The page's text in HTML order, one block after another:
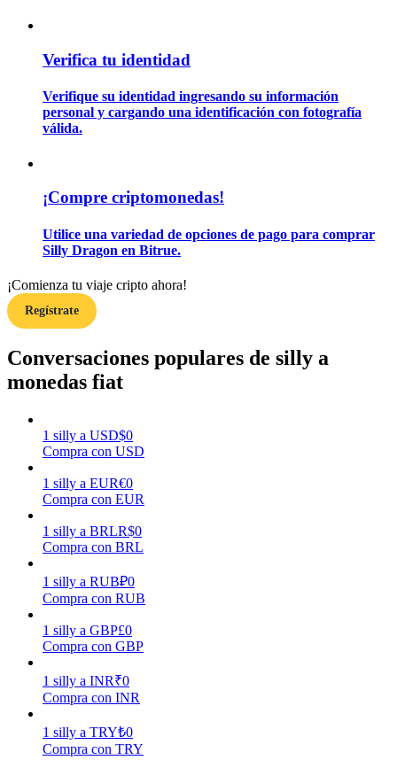
Guía de inicio de futuros
Estrategias comerciales
Aprenda cómo mantenerse rentable
Power Piggy
Gana recompensas competitivas diariamente
Verifica tu identidad
Verifique su identidad ingresando su información
personal y cargando una identificación con fotografía
válida.
¡Compre criptomonedas!
Utilice una variedad de opciones de pago para comprar
Silly Dragon en Bitrue.
¡Comienza tu viaje cripto ahora!
Regístrate
Conversaciones populares de silly a
monedas fiat
1 silly a USD$0
Compra con USD
1 silly a EUR€0
Compra con EUR
1 silly a BRLR$0
Compra con BRL
1 silly a RUB₽0
Compra con RUB
1 silly a GBP£0
Compra con GBP
1 silly a INR₹0
Compra con INR
1 silly a TRY₺0
Compra con TRY